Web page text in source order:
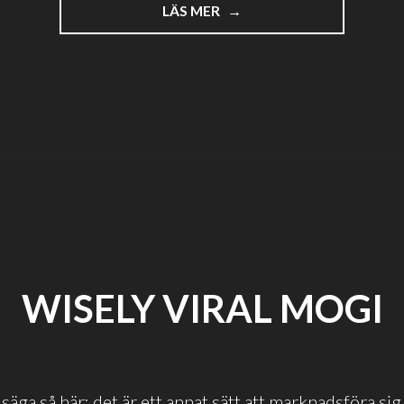
LÄS MER
"VÄLFRISERADE
REKLAMARE"
WISELY VIRAL MOGI